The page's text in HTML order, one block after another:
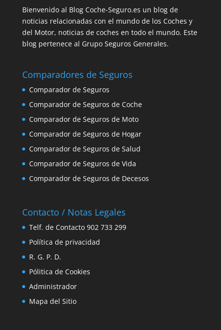
Bienvenido al Blog Coche-Seguro.es un blog de
noticias relacionadas con el mundo de los Coches y
del Motor, noticias de coches en todo el mundo. Este
blog pertenece al Grupo Seguros Generales.
Comparadores de Seguros
Comparador de Seguros
Comparador de Seguros de Coche
Comparador de Seguros de Moto
Comparador de Seguros de Hogar
Comparador de Seguros de Salud
Comparador de Seguros de Vida
Comparador de Seguros de Decesos
Contacto / Notas Legales
Telf. de Contacto 902 733 299
Política de privacidad
R. G. P. D.
Pólitica de Cookies
Administrador
Mapa del Sitio